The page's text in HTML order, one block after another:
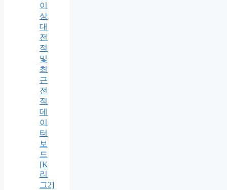
이
상
대
전
적
및
최
근
전
적
데
이
터
보
드
[K
리
그2]